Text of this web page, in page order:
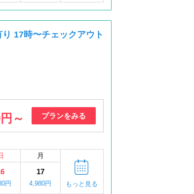
17時〜チェックアウト
～ プランをみる
月
円
17
4,980円 もっと見る